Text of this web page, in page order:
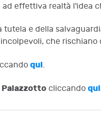
effettiva realtà l'idea
tutela e della
che
qui.
Palazzotto cliccando qui